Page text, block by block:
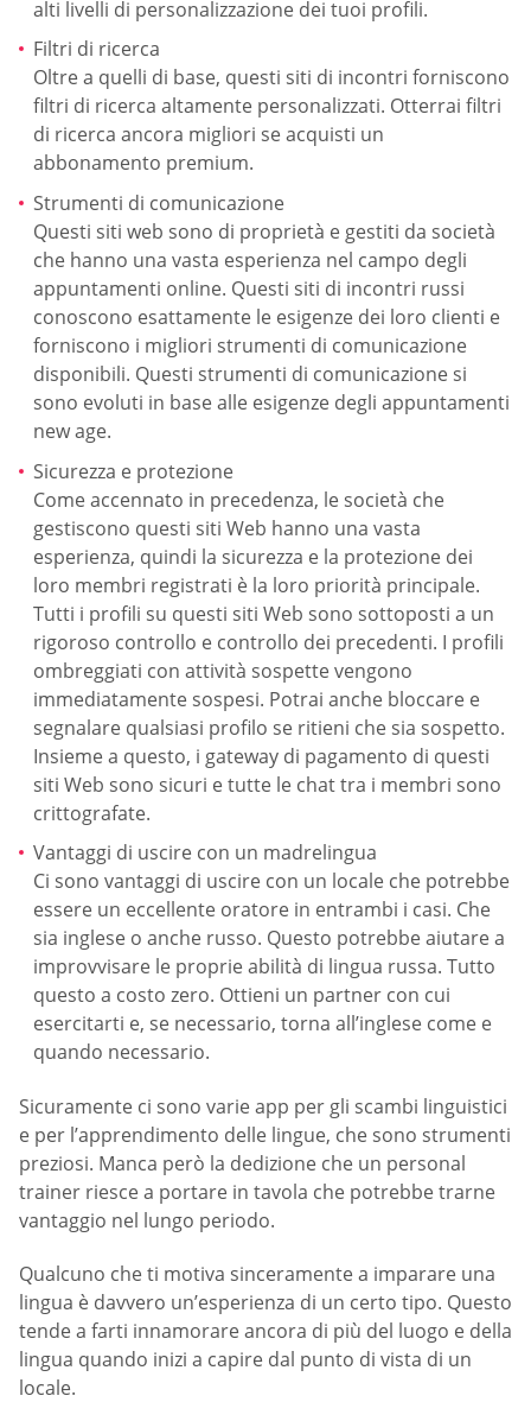
alti livelli di personalizzazione dei tuoi profili.
Filtri di ricerca
Oltre a quelli di base, questi siti di incontri forniscono
filtri di ricerca altamente personalizzati. Otterrai filtri
di ricerca ancora migliori se acquisti un
abbonamento premium.
Strumenti di comunicazione
Questi siti web sono di proprietà e gestiti da società
che hanno una vasta esperienza nel campo degli
appuntamenti online. Questi siti di incontri russi
conoscono esattamente le esigenze dei loro clienti e
forniscono i migliori strumenti di comunicazione
disponibili. Questi strumenti di comunicazione si
sono evoluti in base alle esigenze degli appuntamenti
new age.
Sicurezza e protezione
Come accennato in precedenza, le società che
gestiscono questi siti Web hanno una vasta
esperienza, quindi la sicurezza e la protezione dei
loro membri registrati è la loro priorità principale.
Tutti i profili su questi siti Web sono sottoposti a un
rigoroso controllo e controllo dei precedenti. I profili
ombreggiati con attività sospette vengono
immediatamente sospesi. Potrai anche bloccare e
segnalare qualsiasi profilo se ritieni che sia sospetto.
Insieme a questo, i gateway di pagamento di questi
siti Web sono sicuri e tutte le chat tra i membri sono
crittografate.
Vantaggi di uscire con un madrelingua
Ci sono vantaggi di uscire con un locale che potrebbe
essere un eccellente oratore in entrambi i casi. Che
sia inglese o anche russo. Questo potrebbe aiutare a
improvvisare le proprie abilità di lingua russa. Tutto
questo a costo zero. Ottieni un partner con cui
esercitarti e, se necessario, torna all’inglese come e
quando necessario.
Sicuramente ci sono varie app per gli scambi linguistici
e per l’apprendimento delle lingue, che sono strumenti
preziosi. Manca però la dedizione che un personal
trainer riesce a portare in tavola che potrebbe trarne
vantaggio nel lungo periodo.
Qualcuno che ti motiva sinceramente a imparare una
lingua è davvero un’esperienza di un certo tipo. Questo
tende a farti innamorare ancora di più del luogo e della
lingua quando inizi a capire dal punto di vista di un
locale.